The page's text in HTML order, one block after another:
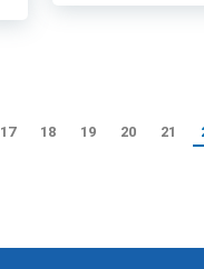
17 18 19 20 21